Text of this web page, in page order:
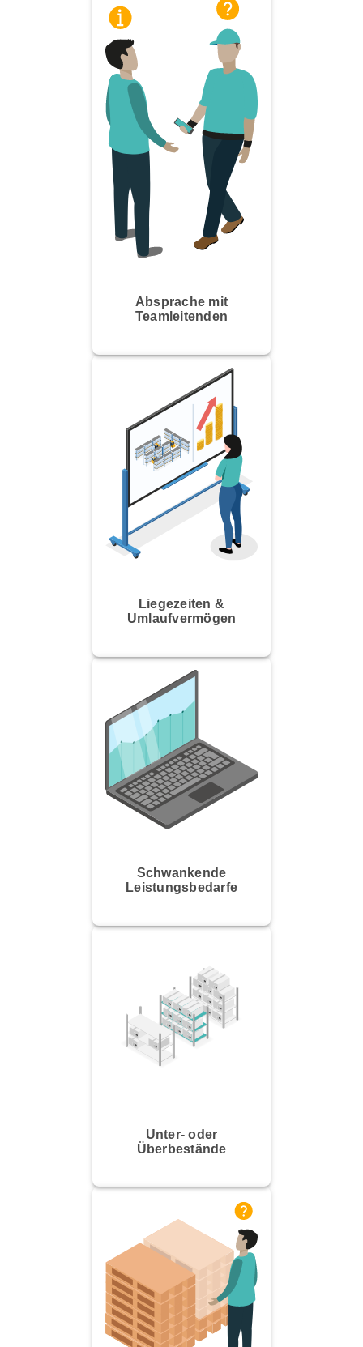
Absprache mit
Teamleitenden
Liegezeiten &
Umlaufvermögen
Schwankende
Leistungsbedarfe
Unter- oder
Überbestände